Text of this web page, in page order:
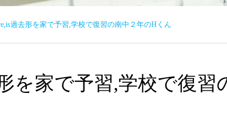
過去形を家で予習,学校で復習の南中２年のHくん
を家で予習,学校で復習